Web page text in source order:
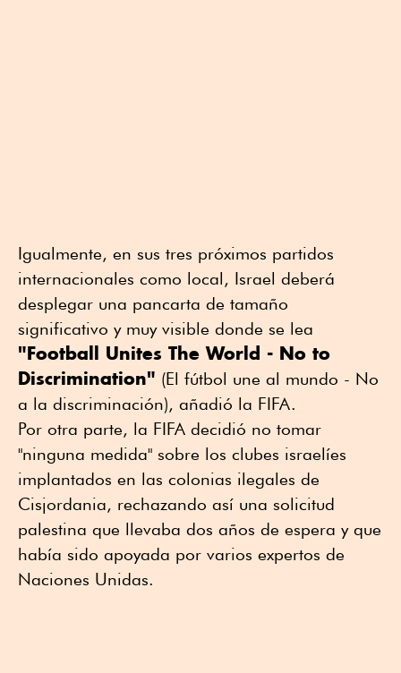
Igualmente, en sus tres próximos partidos
internacionales como local, Israel deberá
desplegar una pancarta de tamaño
significativo y muy visible donde se lea
"Football Unites The World - No to
Discrimination" (El fútbol une al mundo - No
a la discriminación), añadió la FIFA.
Por otra parte, la FIFA decidió no tomar
"ninguna medida" sobre los clubes israelíes
implantados en las colonias ilegales de
Cisjordania, rechazando así una solicitud
palestina que llevaba dos años de espera y que
había sido apoyada por varios expertos de
Naciones Unidas.